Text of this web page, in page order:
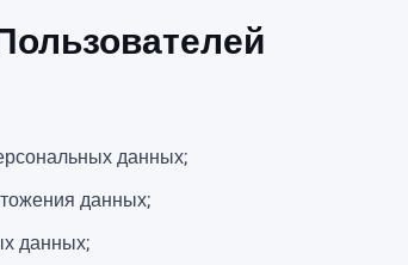
данных;
данных;
данных;